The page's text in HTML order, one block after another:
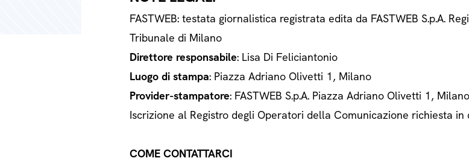
FASTWEB: testata giornalistica registrata edita da FASTWEB S.p.A.
Tribunale di Milano
Direttore responsabile: Lisa Di Feliciantonio
Luogo di stampa: Piazza Adriano Olivetti 1, Milano
Provider-stampatore: FASTWEB S.p.A. Piazza Adriano Olivetti 1, Milano
Iscrizione al Registro degli Operatori della Comunicazione richiesta
COME CONTATTARCI